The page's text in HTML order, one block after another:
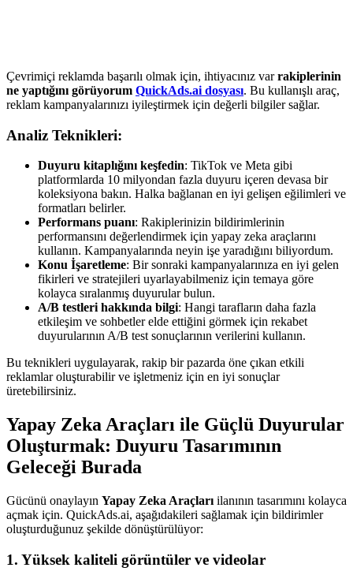
Çevrimiçi reklamda başarılı olmak için, ihtiyacınız varrakiplerinin
ne yaptığını görüyorum QuickAds.ai dosyası. Bu kullanışlı araç,
reklam kampanyalarınızı iyileştirmek için değerli bilgiler sağlar.
Analiz Teknikleri:
Duyuru kitaplığını keşfedin: TikTok ve Meta gibi
platformlarda 10 milyondan fazla duyuru içeren devasa bir
koleksiyona bakın. Halka bağlanan en iyi gelişen eğilimleri ve
formatları belirler.
Performans puanı: Rakiplerinizin bildirimlerinin
performansını değerlendirmek için yapay zeka araçlarını
kullanın. Kampanyalarında neyin işe yaradığını biliyordum.
Konu İşaretleme: Bir sonraki kampanyalarınıza en iyi gelen
fikirleri ve stratejileri uyarlayabilmeniz için temaya göre
kolayca sıralanmış duyurular bulun.
A/B testleri hakkında bilgi: Hangi tarafların daha fazla
etkileşim ve sohbetler elde ettiğini görmek için rekabet
duyurularının A/B test sonuçlarının verilerini kullanın.
Bu teknikleri uygulayarak, rakip bir pazarda öne çıkan etkili
reklamlar oluşturabilir ve işletmeniz için en iyi sonuçlar
üretebilirsiniz.
Yapay Zeka Araçları ile Güçlü Duyurular
Oluşturmak: Duyuru Tasarımının
Geleceği Burada
Gücünü onaylayın Yapay Zeka Araçları ilanının tasarımını kolayca
açmak için. QuickAds.ai, aşağıdakileri sağlamak için bildirimler
oluşturduğunuz şekilde dönüştürülüyor:
1. Yüksek kaliteli görüntüler ve videolar